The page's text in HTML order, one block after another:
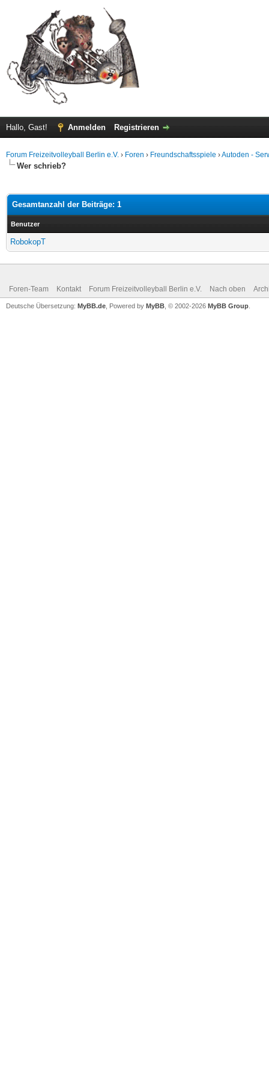
Hallo, Gast! Anmelden Registrieren
Forum Freizeitvolleyball Berlin e.V. › Foren › Freundschaftsspiele ›Autoden -
Wer schrieb?
Gesamtanzahl der Beiträge: 1
Benutzer
RobokopT
Foren-Team Kontakt Forum Freizeitvolleyball Berlin e.V. Nach oben
Deutsche Übersetzung: MyBB.de , Powered by MyBB , © 2002-2026 MyBB Group